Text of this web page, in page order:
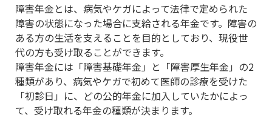
障害年金とは、病気やケガによって法律で定められた
障害の状態になった場合に支給される年金です。障害の
ある方の生活を支えることを目的としており、現役世
代の方も受け取ることができます。
障害年金には「障害基礎年金」と「障害厚生年金」の2
種類があり、病気やケガで初めて医師の診療を受けた
「初診日」に、どの公的年金に加入していたかによっ
て、受け取れる年金の種類が決まります。